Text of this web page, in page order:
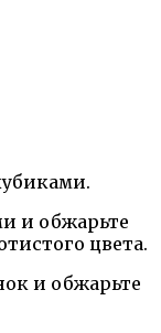
и обжарьте
цвета.
и обжарьте